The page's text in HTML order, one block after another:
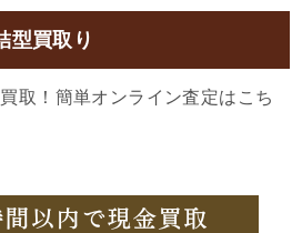
型買取り
取！簡単オンライン査定はこち